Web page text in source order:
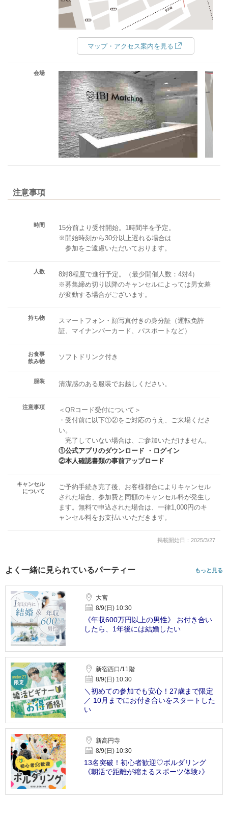
マップ・アクセス案内を見る
会場
注意事項
時間
15分前より受付開始。1時間半を予定。
※開始時刻から30分以上遅れる場合は
参加をご遠慮いただいております。
人数
8対8程度で進行予定。（最少開催人数：4対4）
※募集締め切り以降のキャンセルによっては男女差
が変動する場合がございます。
持ち物
スマートフォン・顔写真付きの身分証（運転免許
証、マイナンバーカード、パスポートなど）
お食事
飲み物
ソフトドリンク付き
服装 清潔感のある服装でお越しください。
注意事項
＜QRコード受付について＞
・受付前に以下①②をご対応のうえ、ご来場くださ
い。
完了していない場合は、ご参加いただけません。
①公式アプリのダウンロード ・ログイン
②本人確認書類の事前アップロード
キャンセル
について
ご予約手続き完了後、お客様都合によりキャンセル
された場合、参加費と同額のキャンセル料が発生し
ます。無料で申込された場合は、一律1,000円のキ
ャンセル料をお支払いいただきます。
掲載開始日：2025/3/27
よく一緒に見られているパーティー もっと見る
大宮
8/9(日) 10:30
《年収600万円以上の男性》 お付き合い
したら、1年後には結婚したい
新宿西口/11階
8/9(日) 10:30
＼初めての参加でも安心！27歳まで限定
／ 10月までにお付き合いをスタートした
い
新高円寺
8/9(日) 10:30
13名突破！初心者歓迎♡ボルダリング
《朝活で距離が縮まるスポーツ体験♪》